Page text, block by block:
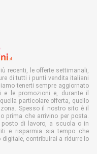
recenti, le offerte settimanali,
di tutti i punti vendita italiani
tenerti sempre aggiornato
le promozioni e, durante il
particolare offerta, quello
Spesso il nostro sito è il
prima che arrivino per posta.
posto di lavoro, a scuola o in
e risparmia sia tempo che
contribuirai a ridurre lo